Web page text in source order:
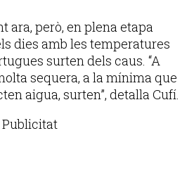
ara, però, en plena etapa
dies amb les temperatures
surten dels caus. “A
sequera, a la mínima que
aigua, surten”, detalla Cufí.
Publicitat